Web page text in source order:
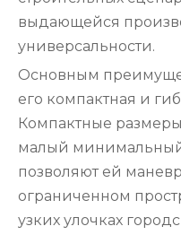
выдающейся
универсальности.
Основным
его компактная и
Компактные
малый
позволяют ей
ограниченном
узких улочках